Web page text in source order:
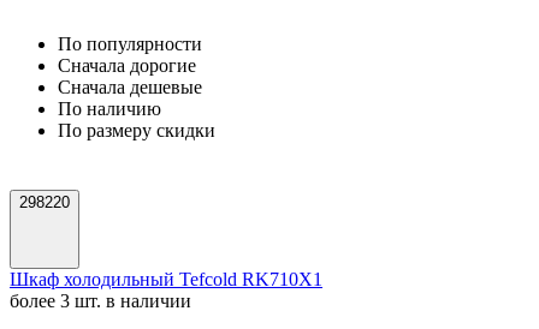
По популярности
Cначала дорогие
Cначала дешевые
По наличию
По размеру скидки
298220
Шкаф холодильный Tefcold RK710X1
более 3 шт. в наличии